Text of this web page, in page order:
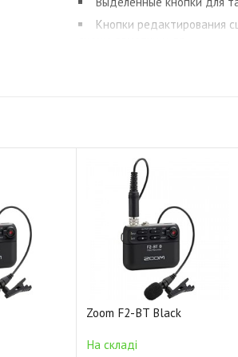
Кнопки редактирования
Питание: 4 батарейки
Zoom FRC-8 может
от внешнего
HIROSE. Кроме того,
недоступен для F8).
Надежная и компактная
FRC-8 заключен в прочный
любых условиях. Кроме
поместится в вашу сумку
Zoom F2-BT Black
На складі